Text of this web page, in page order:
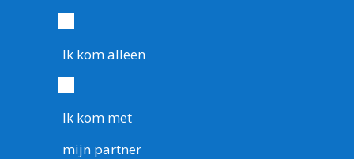
Ik kom alleen
Ik kom met
mijn partner